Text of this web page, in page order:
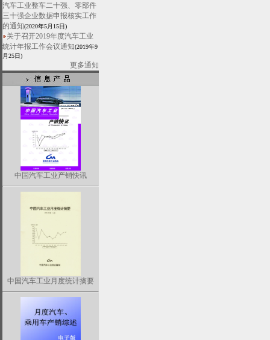
汽车工业整车二十强、零部件
三十强企业数据申报核实工作
的通知(2020年5月15日)
关于召开2019年度汽车工业
统计年报工作会议通知(2019年9
月25日)
更多通知
中国汽车工业产销快讯
中国汽车工业月度统计摘要